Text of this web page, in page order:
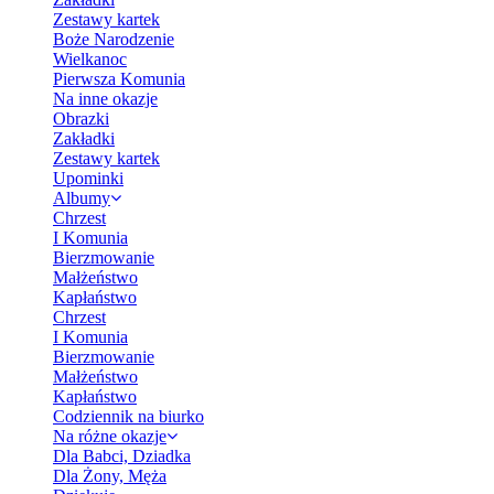
Zestawy kartek
Boże Narodzenie
Wielkanoc
Pierwsza Komunia
Na inne okazje
Obrazki
Zakładki
Zestawy kartek
Upominki
Albumy
Chrzest
I Komunia
Bierzmowanie
Małżeństwo
Kapłaństwo
Chrzest
I Komunia
Bierzmowanie
Małżeństwo
Kapłaństwo
Codziennik na biurko
Na różne okazje
Dla Babci, Dziadka
Dla Żony, Męża